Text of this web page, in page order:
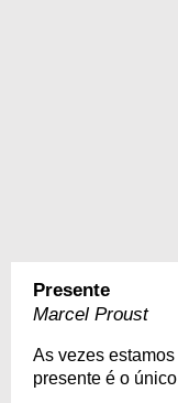
Presente
Marcel Proust
As vezes
presente é o